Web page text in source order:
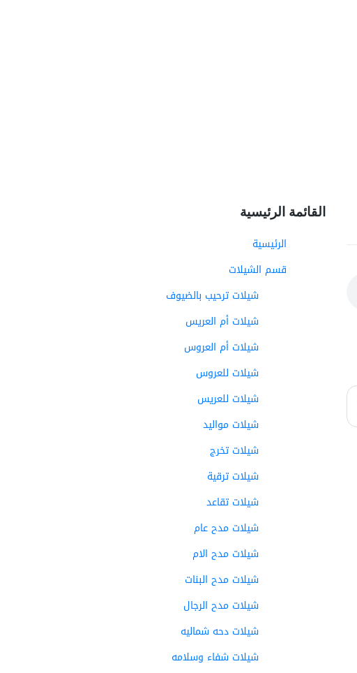
القائمة الرئيسية
الرئيسية
قسم الشيلات
شيلات ترحيب بالضيوف
شيلات أم العريس
شيلات أم العروس
شيلات للعروس
شيلات للعريس
شيلات مواليد
شيلات تخرج
شيلات ترقية
شيلات تقاعد
شيلات مدح عام
شيلات مدح الام
شيلات مدح البنات
شيلات مدح الرجال
شيلات دحه شماليه
شيلات شفاء وسلامه